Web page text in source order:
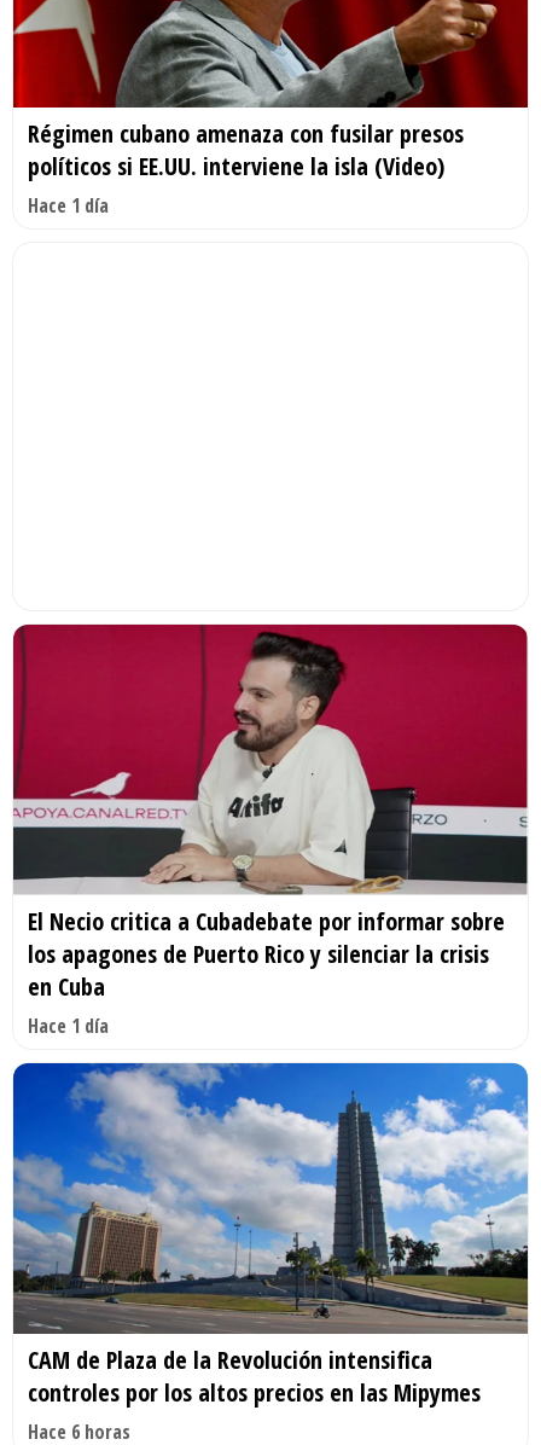
Régimen cubano amenaza con fusilar presos
políticos si EE.UU. interviene la isla (Video)
Hace 1 día
El Necio critica a Cubadebate por informar sobre
los apagones de Puerto Rico y silenciar la crisis
en Cuba
Hace 1 día
CAM de Plaza de la Revolución intensifica
controles por los altos precios en las Mipymes
Hace 6 horas